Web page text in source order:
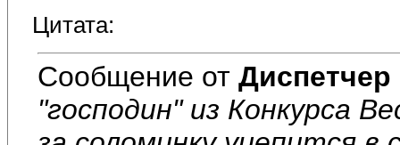
Цитата:
Сообщение от Диспетчер
"господин" из Конкурса